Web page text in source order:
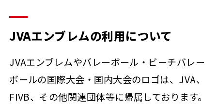
JVAエンブレムの利用について
JVAエンブレムやバレーボール・ビーチバレー
ボールの国際大会・国内大会のロゴは、JVA、
FIVB、その他関連団体等に帰属しております。